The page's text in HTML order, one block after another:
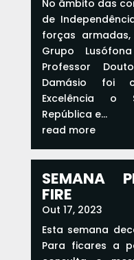
No âmbito das
de
forças
Grupo
Professor
Damásio foi
Excelência o
República e...
read more
SEMANA
FIRE
Out 17, 2023
Esta semana
Para ficares a